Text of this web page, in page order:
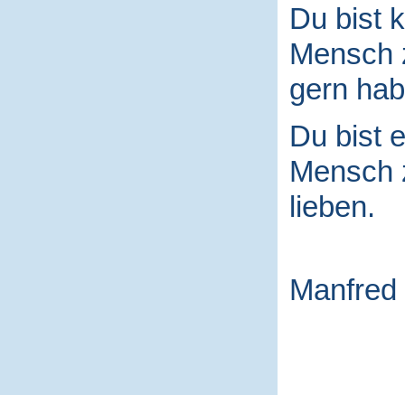
Du bist
Mensch
gern
Du bist
Mensch
lieben.